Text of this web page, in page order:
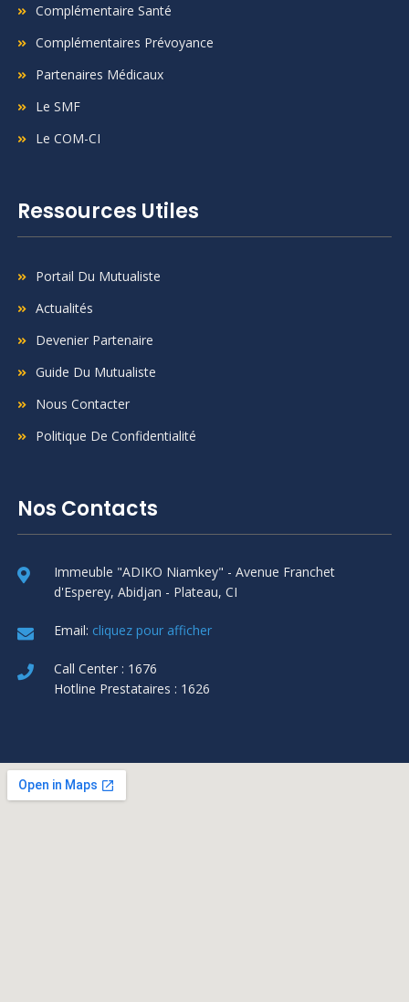
Complémentaire Santé
Complémentaires Prévoyance
Partenaires Médicaux
Le SMF
Le COM-CI
Ressources Utiles
Portail Du Mutualiste
Actualités
Devenier Partenaire
Guide Du Mutualiste
Nous Contacter
Politique De Confidentialité
Nos Contacts
Immeuble "ADIKO Niamkey" - Avenue Franchet
d'Esperey, Abidjan - Plateau, CI
Email: cliquez pour afficher
Call Center : 1676
Hotline Prestataires : 1626